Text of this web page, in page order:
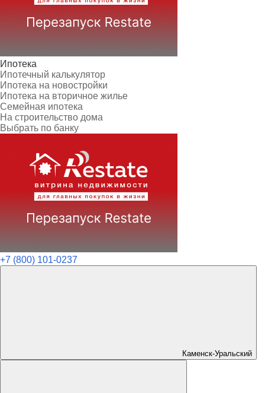
Ипотека
Ипотечный калькулятор
Ипотека на новостройки
Ипотека на вторичное жилье
Семейная ипотека
На строительство дома
Выбрать по банку
+7 (800) 101-0237
Каменск-Уральский